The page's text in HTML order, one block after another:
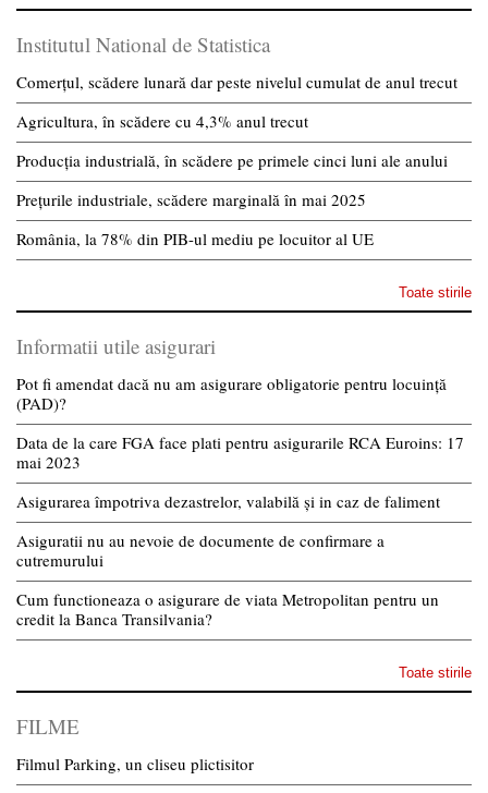
Institutul National de Statistica
Comerțul, scădere lunară dar peste nivelul cumulat de anul trecut
Agricultura, în scădere cu 4,3% anul trecut
Producția industrială, în scădere pe primele cinci luni ale anului
Prețurile industriale, scădere marginală în mai 2025
România, la 78% din PIB-ul mediu pe locuitor al UE
Toate stirile
Informatii utile asigurari
Pot fi amendat dacă nu am asigurare obligatorie pentru locuință
(PAD)?
Data de la care FGA face plati pentru asigurarile RCA Euroins: 17
mai 2023
Asigurarea împotriva dezastrelor, valabilă și in caz de faliment
Asiguratii nu au nevoie de documente de confirmare a
cutremurului
Cum functioneaza o asigurare de viata Metropolitan pentru un
credit la Banca Transilvania?
Toate stirile
FILME
Filmul Parking, un cliseu plictisitor